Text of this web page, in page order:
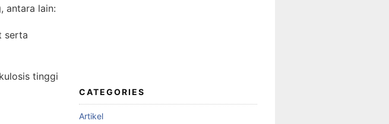
antara lain:
tinggi
CATEGORIES
Artikel